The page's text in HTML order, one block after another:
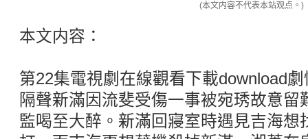
(本文内容不代表本站观点。)
本文内容：
第22集電視劇在線觀看下載download
隔聲新滿因流斐受傷一事被宛琇故意
監喝至大醉。新滿回寢室時遇見吉海想